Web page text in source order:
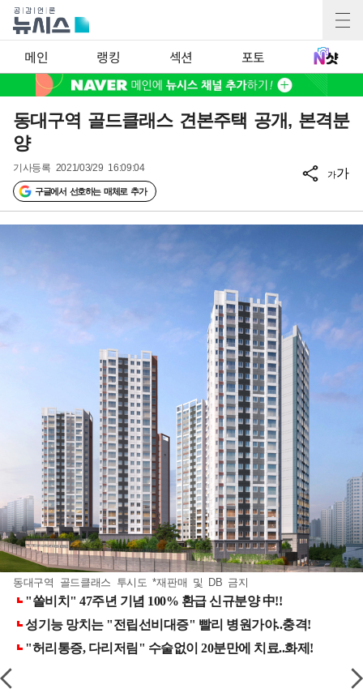
메인 랭킹 섹션 포토
동대구역 골드클래스 견본주택 공개, 본격분
양
기사등록 2021/03/29 16:09:04
구글에서 선호하는 매체로 추가
가가
동대구역 골드클래스 투시도 *재판매 및 DB 금지